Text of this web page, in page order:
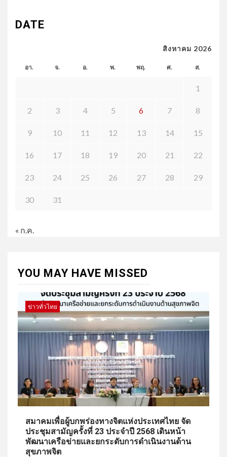
DATE
สิงหาคม 2026
อา. จ. อ. พ. พฤ. ศ. ส.
1
2 3 4 5 6 7 8
9 10 11 12 13 14 15
16 17 18 19 20 21 22
23 24 25 26 27 28 29
30 31
« ก.ค.
YOU MAY HAVE MISSED
ข่าวทั่วไทย
สมาคมเพื่อผู้บกพร่องทางจิตแห่งประเทศไทย จัด
ประชุมสามัญครั้งที่ 23 ประจำปี 2568 เดินหน้า
พัฒนาเครือข่ายและยกระดับการดำเนินงานด้าน
สุขภาพจิต